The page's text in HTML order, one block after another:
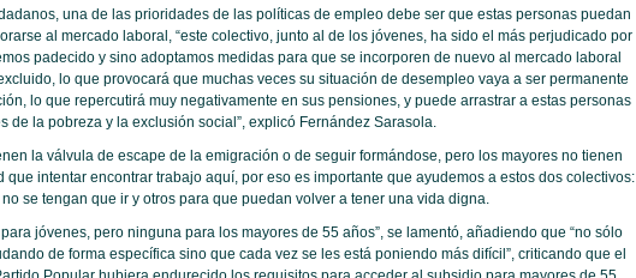
una de las prioridades de las políticas de empleo debe ser que estas personas puedan
al mercado laboral, “este colectivo, junto al de los jóvenes, ha sido el más perjudicado por
padecido y sino adoptamos medidas para que se incorporen de nuevo al mercado laboral
lo que provocará que muchas veces su situación de desempleo vaya a ser permanente
lo que repercutirá muy negativamente en sus pensiones, y puede arrastrar a estas personas
de la pobreza y la exclusión social”, explicó Fernández Sarasola.
la válvula de escape de la emigración o de seguir formándose, pero los mayores no tienen
que intentar encontrar trabajo aquí, por eso es importante que ayudemos a estos dos colectivos:
se tengan que ir y otros para que puedan volver a tener una vida digna.
jóvenes, pero ninguna para los mayores de 55 años”, se lamentó, añadiendo que “no sólo
de forma específica sino que cada vez se les está poniendo más difícil”, criticando que el